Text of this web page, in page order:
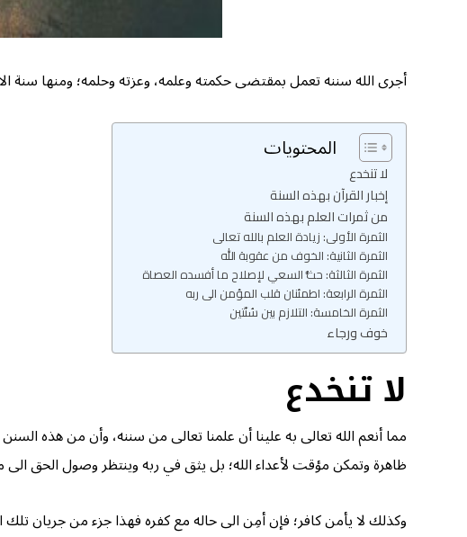
أجرى الله سننه تعمل بمقتضى حكمته وعلمه، وعزته وحلمه؛ ومنها سنة
المحتويات
لا تنخدع
إخبار القرآن بهذه السنة
من ثمرات العلم بهذه السنة
الثمرة الأولى: زيادة العلم بالله تعالى
الثمرة الثانية: الخوف من عقوبة الله
الثمرة الثالثة: حثُّ السعي لإصلاح ما أفسده العصاة
الثمرة الرابعة: اطمئنان قلب المؤمن الى ربه
الثمرة الخامسة: التلازم بين سُنّتين
خوف ورجاء
لا تنخدع
مما أنعم الله تعالى به علينا أن علمنا تعالى من سننه، وأن من هذه
ظاهرة وتمكن مؤقت لأعداء الله؛ بل يثق في ربه وينتظر وصول الحق الى
وكذلك لا يأمن كافر؛ فإن أمِن الى حاله مع كفره فهذا جزء من جريان تلك